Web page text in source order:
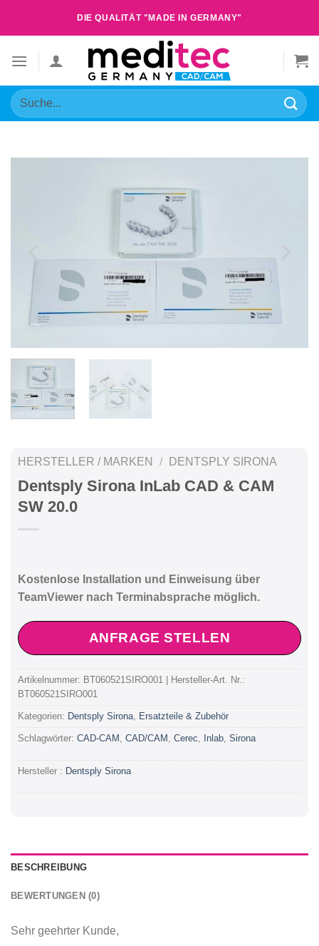
DIE QUALITÄT "MADE IN GERMANY"
Suche
nach:
HERSTELLER / MARKEN / DENTSPLY SIRONA
Dentsply Sirona InLab CAD & CAM
SW 20.0
Kostenlose Installation und Einweisung über
TeamViewer nach Terminabsprache möglich.
ANFRAGE STELLEN
Artikelnummer: BT060521SIRO001 | Hersteller-Art. Nr.:
BT060521SIRO001
Kategorien: Dentsply Sirona Ersatzteile & Zubehör
Schlagwörter: CAD-CAM CAD/CAM Cerec Inlab Sirona
Hersteller : Dentsply Sirona
BESCHREIBUNG
BEWERTUNGEN (0)
Sehr geehrter Kunde,